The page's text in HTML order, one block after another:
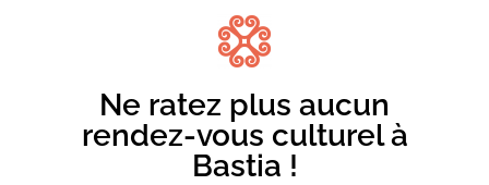
Ne ratez plus aucun
rendez-vous culturel à
Bastia !